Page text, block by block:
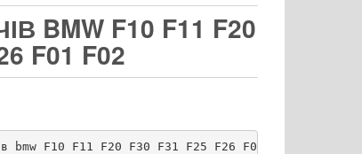
BMW F10 F11 F20
F01 F02
bmw F10 F11 F20 F30 F31 F25 F26 F01 F02